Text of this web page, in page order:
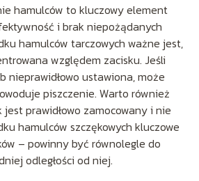
hamulców to kluczowy element
i brak niepożądanych
hamulców tarczowych ważne jest,
względem zacisku. Jeśli
nieprawidłowo ustawiona, może
piszczenie. Warto również
jest prawidłowo zamocowany i nie
hamulców szczękowych kluczowe
– powinny być równolegle do
odległości od niej.